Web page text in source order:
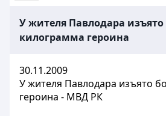
У жителя Павлодара изъято
килограмма героина
30.11.2009
У жителя Павлодара изъято
героина - МВД РК